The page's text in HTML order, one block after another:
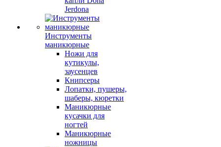
Jerdona
Инструменты
маникюрные
Ножи для
кутикулы,
заусенцев
Книпсеры
Лопатки, пушеры,
шаберы, кюретки
Маникюрные
кусачки для
ногтей
Маникюрные
ножницы